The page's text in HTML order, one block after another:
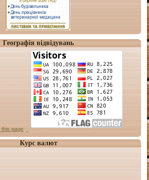
Географія відвідувань
Курс валют